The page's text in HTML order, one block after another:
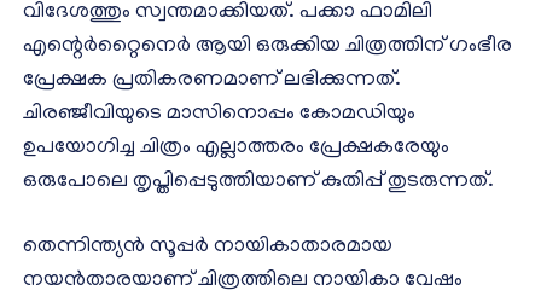
വിദേശത്തും സ്വന്തമാക്കിയത്. പക്കാ ഫാമിലി
എന്റെർറ്റൈനെർ ആയി ഒരുക്കിയ ചിത്രത്തിന് ഗംഭീര
പ്രേക്ഷക പ്രതികരണമാണ് ലഭിക്കുന്നത്.
ചിരഞ്ജീവിയുടെ മാസിനൊപ്പം കോമഡിയും
ഉപയോഗിച്ച ചിത്രം എല്ലാത്തരം പ്രേക്ഷകരേയും
ഒരുപോലെ തൃപ്തിപ്പെടുത്തിയാണ് കുതിപ്പ് തുടരുന്നത്.
തെന്നിന്ത്യൻ സൂപ്പർ നായികാതാരമായ
നയൻ‌താരയാണ് ചിത്രത്തിലെ നായികാ വേഷം